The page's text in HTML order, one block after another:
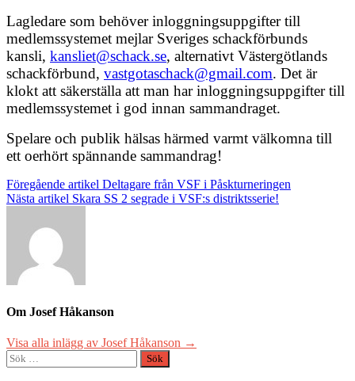
Lagledare som behöver inloggningsuppgifter till
medlemssystemet mejlar Sveriges schackförbunds
kansli, kansliet@schack.se, alternativt Västergötlands
schackförbund, vastgotaschack@gmail.com. Det är
klokt att säkerställa att man har inloggningsuppgifter till
medlemssystemet i god innan sammandraget.
Spelare och publik hälsas härmed varmt välkomna till
ett oerhört spännande sammandrag!
Inläggsnavigering
Föregående artikel Deltagare från VSF i Påskturneringen
Nästa artikel Skara SS 2 segrade i VSF:s distriktsserie!
Om Josef Håkanson
Visa alla inlägg av Josef Håkanson →
Sök
efter: